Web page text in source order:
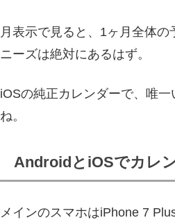
月表示で見ると、1ヶ月全体
ニーズは絶対にあるはず。
iOSの純正カレンダーで、唯
ね。
AndroidとiOSでカレ
メインのスマホはiPhone 7